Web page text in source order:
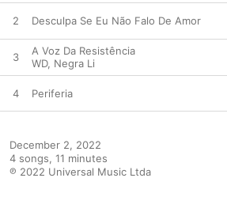
2 Desculpa Se Eu Não Falo De Amor
3
A Voz Da Resistência
WD, Negra Li
4 Periferia
December 2, 2022
4 songs, 11 minutes
℗ 2022 Universal Music Ltda